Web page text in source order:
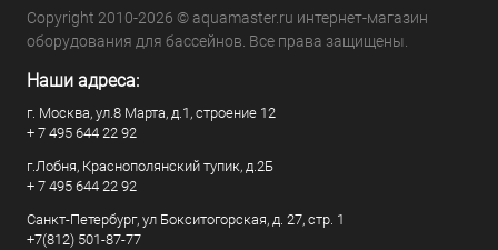
Copyright 2010-2026 © aquamaster.ru интернет-магазин
оборудования для бассейнов. Все права защищены.
Наши адреса:
г. Москва, ул.8 Марта, д.1, строение 12
+ 7 495 644 22 92
г.Лобня, Краснополянский тупик, д.2Б
+ 7 495 644 22 92
Санкт-Петербург, ул Бокситогорская, д. 27, стр. 1
+7(812) 501-87-77